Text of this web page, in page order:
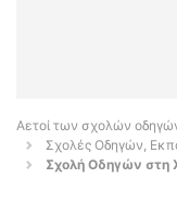
Αετοί των σχολών
Σχολές Οδηγών,
Σχολή Οδηγών στη